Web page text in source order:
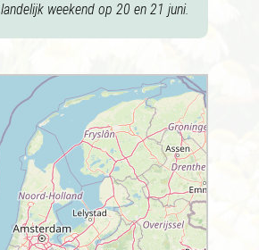
weekend op 20 en 21 juni.